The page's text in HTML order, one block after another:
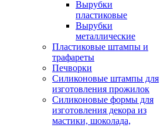
Вырубки
пластиковые
Вырубки
металлические
Пластиковые штампы и
трафареты
Печворки
Силиконовые штампы для
изготовления прожилок
Силиконовые формы для
изготовления декора из
мастики, шоколада,